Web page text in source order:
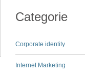
Categorie
Corporate identity
Internet Marketing